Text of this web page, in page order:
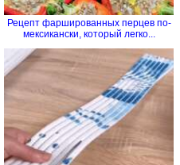
Рецепт фаршированных перцев по-
мексикански, который легко...